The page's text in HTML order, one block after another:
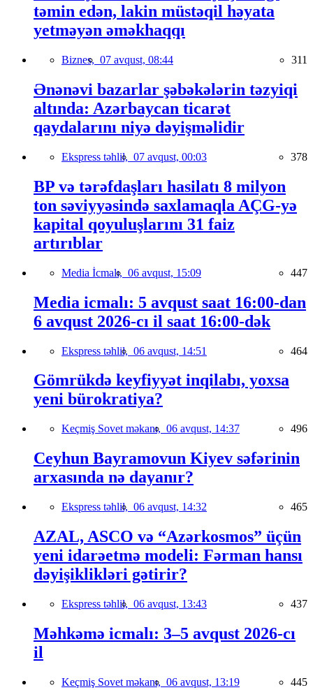
təmin edən, lakin müstəqil həyata
yetməyən əməkhaqqı
Biznes, 07 avqust, 08:44 311
Ənənəvi bazarlar şəbəkələrin təzyiqi
altında: Azərbaycan ticarət
qaydalarını niyə dəyişməlidir
Ekspress təhlil, 07 avqust, 00:03 378
BP və tərəfdaşları hasilatı 8 milyon
ton səviyyəsində saxlamaqla AÇG-yə
kapital qoyuluşlarını 31 faiz
artırıblar
Media İcmalı, 06 avqust, 15:09 447
Media icmalı: 5 avqust saat 16:00-dan
6 avqust 2026-cı il saat 16:00-dək
Ekspress təhlil, 06 avqust, 14:51 464
Gömrükdə keyfiyyət inqilabı, yoxsa
yeni bürokratiya?
Keçmiş Sovet məkanı, 06 avqust, 14:37 496
Ceyhun Bayramovun Kiyev səfərinin
arxasında nə dayanır?
Ekspress təhlil, 06 avqust, 14:32 465
AZAL, ASCO və “Azərkosmos” üçün
yeni idarəetmə modeli: Fərman hansı
dəyişiklikləri gətirir?
Ekspress təhlil, 06 avqust, 13:43 437
Məhkəmə icmalı: 3–5 avqust 2026-cı
il
Keçmiş Sovet məkanı, 06 avqust, 13:19 445